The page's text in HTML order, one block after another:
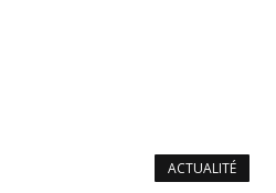
ACTUALITÉ